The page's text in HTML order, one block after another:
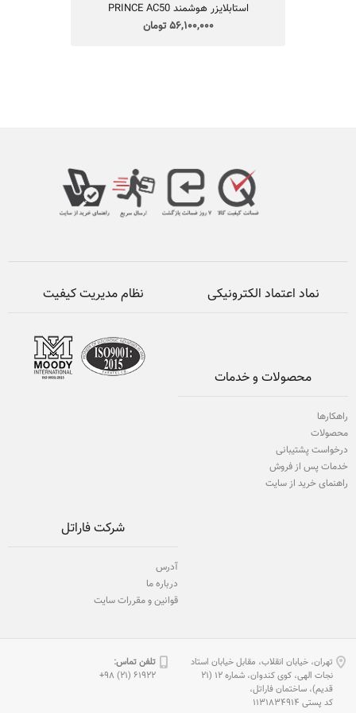
استابلایزر هوشمند PRINCE AC50
56,100,000 تومان
نظام مدیریت کیفیت نماد اعتماد الکترونیکی
محصولات و خدمات
راهکارها
محصولات
درخواست پشتیبانی
خدمات پس از فروش
راهنمای خرید از سایت
شرکت فاراتل
آدرس
درباره ما
قوانین و مقررات سایت
تلفن تماس:
61922 (21) 98+
تهران، خیابان انقلاب، مقابل خیابان استاد
نجات الهی، كوی كندوان، شماره 12 (21
قدیم)، ساختمان فاراتل،
كد پستی 1131834914